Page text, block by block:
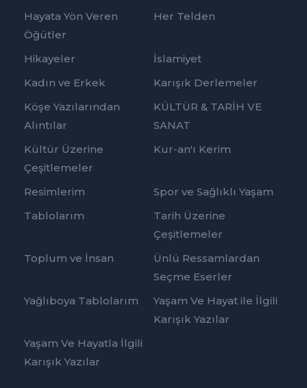
Hayata Yön Veren
Öğütler
Her Telden
Hikayeler
İslamiyet
Kadın ve Erkek
Karışık Derlemeler
Köşe Yazılarından
Alıntılar
KÜLTÜR & TARİH VE
SANAT
Kültür Üzerine
Çeşitlemeler
Kur-an'ı Kerim
Resimlerim
Spor ve Sağlıklı Yaşam
Tablolarım
Tarih Üzerine
Çeşitlemeler
Toplum ve İnsan
Ünlü Ressamlardan
Seçme Eserler
Yağlıboya Tablolarım
Yaşam Ve Hayat ile İlgili
Karışık Yazılar
Yaşam Ve Hayatla İlgili
Karışık Yazılar